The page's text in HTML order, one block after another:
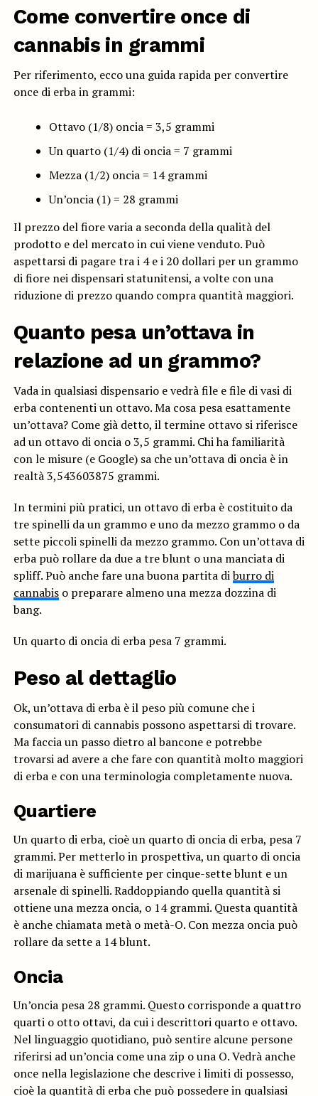
Come convertire once di
cannabis in grammi
Per riferimento, ecco una guida rapida per convertire
once di erba in grammi:
Ottavo (1/8) oncia = 3,5 grammi
Un quarto (1/4) di oncia = 7 grammi
Mezza (1/2) oncia = 14 grammi
Un’oncia (1) = 28 grammi
Il prezzo del fiore varia a seconda della qualità del
prodotto e del mercato in cui viene venduto. Può
aspettarsi di pagare tra i 4 e i 20 dollari per un grammo
di fiore nei dispensari statunitensi, a volte con una
riduzione di prezzo quando compra quantità maggiori.
Quanto pesa un’ottava in
relazione ad un grammo?
Vada in qualsiasi dispensario e vedrà file e file di vasi di
erba contenenti un ottavo. Ma cosa pesa esattamente
un’ottava? Come già detto, il termine ottavo si riferisce
ad un ottavo di oncia o 3,5 grammi. Chi ha familiarità
con le misure (e Google) sa che un’ottava di oncia è in
realtà 3,543603875 grammi.
In termini più pratici, un ottavo di erba è costituito da
tre spinelli da un grammo e uno da mezzo grammo o da
sette piccoli spinelli da mezzo grammo. Con un’ottava di
erba può rollare da due a tre blunt o una manciata di
spliff. Può anche fare una buona partita diburro di
cannabiso preparare almeno una mezza dozzina di
bang.
Un quarto di oncia di erba pesa 7 grammi.
Peso al dettaglio
Ok, un’ottava di erba è il peso più comune che i
consumatori di cannabis possono aspettarsi di trovare.
Ma faccia un passo dietro al bancone e potrebbe
trovarsi ad avere a che fare con quantità molto maggiori
di erba e con una terminologia completamente nuova.
Quartiere
Un quarto di erba, cioè un quarto di oncia di erba, pesa 7
grammi. Per metterlo in prospettiva, un quarto di oncia
di marijuana è sufficiente per cinque-sette blunt e un
arsenale di spinelli. Raddoppiando quella quantità si
ottiene una mezza oncia, o 14 grammi. Questa quantità
è anche chiamata metà o metà-O. Con mezza oncia può
rollare da sette a 14 blunt.
Oncia
Un’oncia pesa 28 grammi. Questo corrisponde a quattro
quarti o otto ottavi, da cui i descrittori quarto e ottavo.
Nel linguaggio quotidiano, può sentire alcune persone
riferirsi ad un’oncia come una zip o una O. Vedrà anche
once nella legislazione che descrive i limiti di possesso,
cioè la quantità di erba che può possedere in qualsiasi